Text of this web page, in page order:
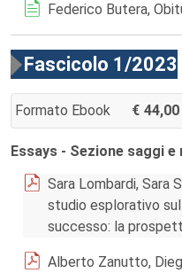
Federico Butera,
Fascicolo 1/2023
Formato Ebook 44,00
AGGIUNGI AL CARRELLO
Essays - Sezione saggi
Sara Lombardi, Sara
studio esplorativo
successo: la
Alberto Zanutto,